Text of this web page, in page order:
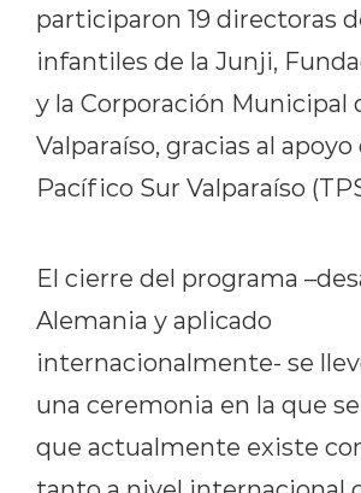
participaron 19 directoras
infantiles de la Junji,
y la Corporación Municipal
Valparaíso, gracias al
Pacífico Sur Valparaíso
El cierre del programa
Alemania y aplicado
internacionalmente- se
una ceremonia en la que
que actualmente existe